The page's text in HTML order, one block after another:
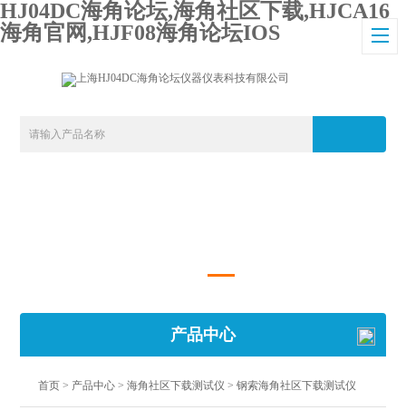
HJ04DC海角论坛,海角社区下载,HJCA16
海角官网,HJF08海角论坛IOS
产品中心
首页 > 产品中心 >海角社区下载测试仪 >钢索海角社区下载测试仪